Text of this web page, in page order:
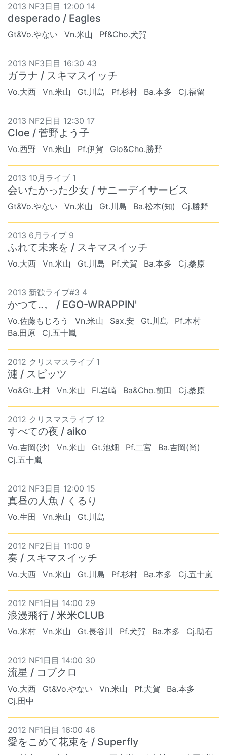
2013 NF3日目 12:00 14
desperado / Eagles
Gt&Vo.やない Vn.米山 Pf&Cho.犬賀
2013 NF3日目 16:30 43
ガラナ / スキマスイッチ
Vo.大西 Vn.米山 Gt.川島 Pf.杉村 Ba.本多 Cj.福留
2013 NF2日目 12:30 17
Cloe / 菅野よう子
Vo.西野 Vn.米山 Pf.伊賀 Glo&Cho.勝野
2013 10月ライブ 1
会いたかった少女 / サニーデイサービス
Gt&Vo.やない Vn.米山 Gt.川島 Ba.松本(知) Cj.勝野
2013 6月ライブ 9
ふれて未来を / スキマスイッチ
Vo.大西 Vn.米山 Gt.川島 Pf.犬賀 Ba.本多 Cj.桑原
2013 新歓ライブ#3 4
かつて‥。 / EGO-WRAPPIN'
Vo.佐藤もじろう Vn.米山 Sax.安 Gt.川島
Pf.木村
Ba.田原
Cj.五十嵐
2012 クリスマスライブ 1
漣 / スピッツ
Vo&Gt.上村 Vn.米山 Fl.岩崎 Ba&Cho.前田 Cj.桑原
2012 クリスマスライブ 12
すべての夜 / aiko
Vo.吉岡(沙) Vn.米山 Gt.池畑 Pf.二宮
Ba.吉岡(尚)
Cj.五十嵐
2012 NF3日目 12:00 15
真昼の人魚 / くるり
Vo.生田 Vn.米山 Gt.川島
2012 NF2日目 11:00 9
奏 / スキマスイッチ
Vo.大西 Vn.米山 Gt.川島 Pf.杉村 Ba.本多 Cj.五十嵐
2012 NF1日目 14:00 29
浪漫飛行 / 米米CLUB
Vo.米村 Vn.米山 Gt.長谷川 Pf.犬賀 Ba.本多 Cj.助石
2012 NF1日目 14:00 30
流星 / コブクロ
Vo.大西 Gt&Vo.やない Vn.米山 Pf.犬賀
Ba.本多
Cj.田中
2012 NF1日目 16:00 46
愛をこめて花束を / Superfly